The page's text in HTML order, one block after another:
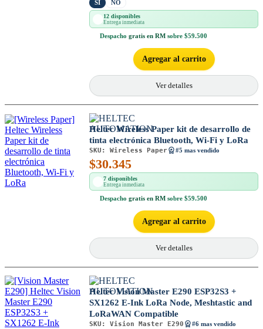
SI NO
12 disponibles
Entrega inmediata
Despacho gratis en RM sobre $59.500
Agregar al carrito
Ver detalles
Heltec Wireless Paper kit de desarrollo de
tinta electrónica Bluetooth, Wi-Fi y LoRa
SKU: Wireless Paper #5 mas vendido
$30.345
7 disponibles
Entrega inmediata
Despacho gratis en RM sobre $59.500
Agregar al carrito
Ver detalles
Heltec Vision Master E290 ESP32S3 +
SX1262 E-Ink LoRa Node, Meshtastic and
LoRaWAN Compatible
SKU: Vision Master E290 #6 mas vendido